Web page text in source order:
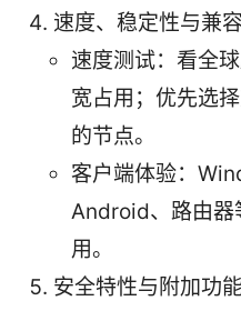
速度、稳定性与兼
速度测试：看全
宽占用；优先选
的节点。
客户端体验：
Android、路由器
用。
安全特性与附加功